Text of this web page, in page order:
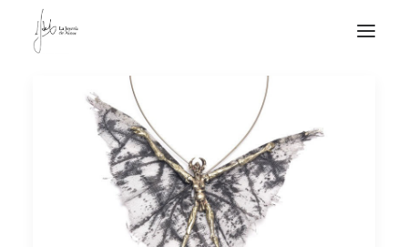
NOTICIAS DE JOYERÍA CONTEMPORÁNEA
NOVEDADES